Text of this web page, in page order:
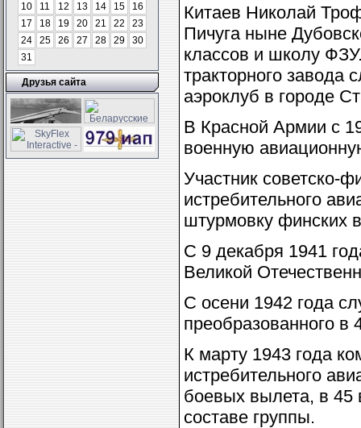
10
11 12 13 14 15
16
17
18 19 20 21 22
23
24
25 26 27 28 29
30
31
Друзья сайта
Китаев Николай
Пичуга ныне
классов и школу
тракторного завода
аэроклуб в городе
В Красной Армии с
военную
Участник советско-
истребительного
штурмовку финских
С 9 декабря 1941
Великой
С осени 1942 года
преобразованного в
К марту 1943 года
истребительного
боевых вылета, в 45
составе группы.